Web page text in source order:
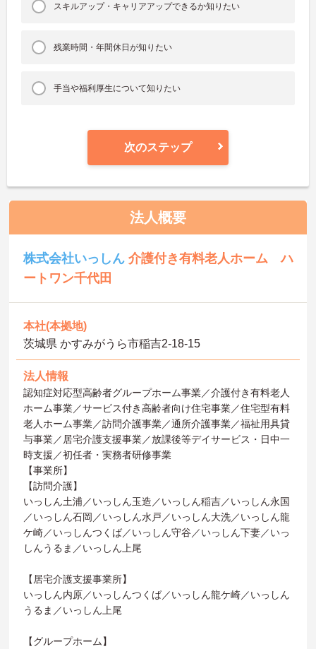
スキルアップ・キャリアアップできるか知りたい
残業時間・年間休日が知りたい
手当や福利厚生について知りたい
次のステップ
法人概要
株式会社いっしん介護付き有料老人ホーム ハ
ートワン千代田
本社(本拠地)
茨城県 かすみがうら市稲吉2-18-15
法人情報
認知症対応型高齢者グループホーム事業／介護付き有料老人
ホーム事業／サービス付き高齢者向け住宅事業／住宅型有料
老人ホーム事業／訪問介護事業／通所介護事業／福祉用具貸
与事業／居宅介護支援事業／放課後等デイサービス・日中一
時支援／初任者・実務者研修事業
【事業所】
【訪問介護】
いっしん土浦／いっしん玉造／いっしん稲吉／いっしん永国
／いっしん石岡／いっしん水戸／いっしん大洗／いっしん龍
ケ崎／いっしんつくば／いっしん守谷／いっしん下妻／いっ
しんうるま／いっしん上尾
【居宅介護支援事業所】
いっしん内原／いっしんつくば／いっしん龍ケ崎／いっしん
うるま／いっしん上尾
【グループホーム】